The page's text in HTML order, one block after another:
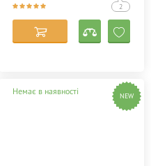
2
Немає в наявності NEW